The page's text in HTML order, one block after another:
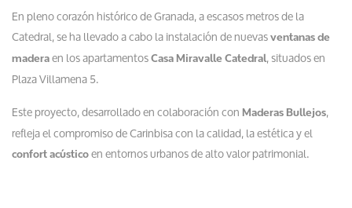
En pleno corazón histórico de Granada, a escasos metros de la
Catedral, se ha llevado a cabo la instalación de nuevasventanas de
maderaen los apartamentosCasa Miravalle Catedral, situados en
Plaza Villamena 5.
Este proyecto, desarrollado en colaboración con Maderas Bullejos,
refleja el compromiso de Carinbisa con la calidad, la estética y el
confort acústicoen entornos urbanos de alto valor patrimonial.